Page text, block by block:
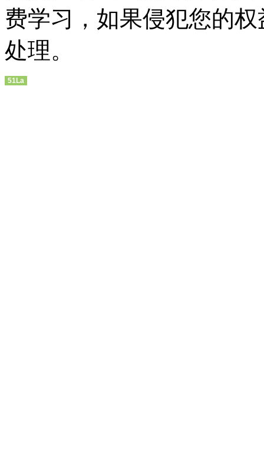
费学习，如果侵犯您的
处理。
51La